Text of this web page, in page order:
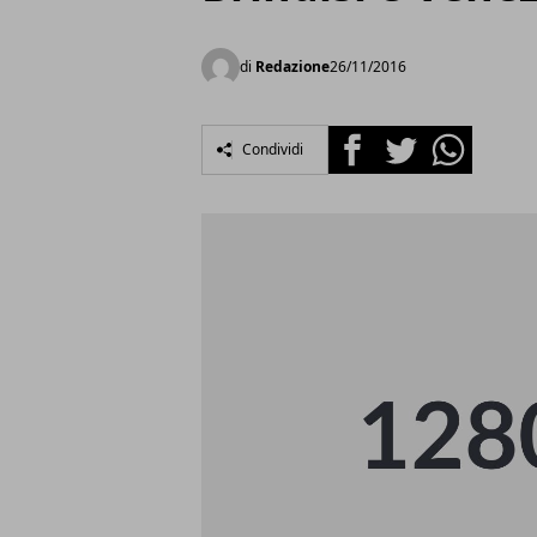
di Redazione26/11/2016
Condividi FacebookTwitterWhatsapp